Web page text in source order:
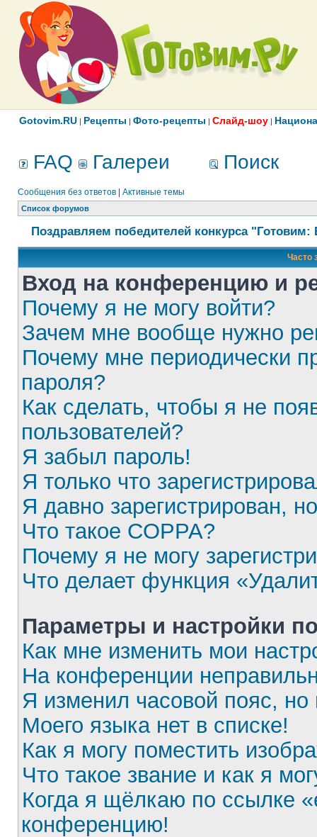
Gotovim.RU | Рецепты | Фото-рецепты | Слайд-шоу |
FAQ Галереи Поиск
Сообщения без ответов Активные темы
Список форумов
Поздравляем победителей конкурса
Часто
Вход на конференцию и
Почему я не могу войти?
Зачем мне вообще нужно
Почему мне периодически
пароля?
Как сделать, чтобы я не
пользователей?
Я забыл пароль!
Я только что
Я давно зарегистрирован,
Что такое COPPA?
Почему я не могу
Что делает функция
Параметры и настройки
Как мне изменить мои
На конференции
Я изменил часовой пояс,
Моего языка нет в списке!
Как я могу поместить
Что такое звание и как я
Когда я щёлкаю по ссылке
конференцию!